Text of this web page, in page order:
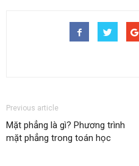
Previous article
Mặt phẳng là gì? Phương trình
mặt phẳng trong toán học